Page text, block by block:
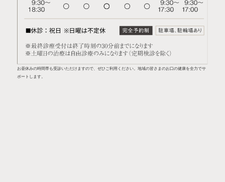
お昼休みの時間帯も受診いただけますので、ぜひご利用ください。地域の皆さまのお口の健康を全力でサ
ポートします。